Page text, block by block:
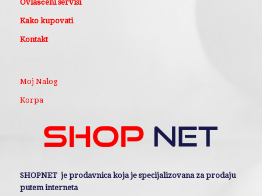
Ovlašćeni servisi
Kako kupovati
Kontakt
Moj Nalog
Korpa
SHOPNET je prodavnica koja je specijalizovana za prodaju
putem interneta